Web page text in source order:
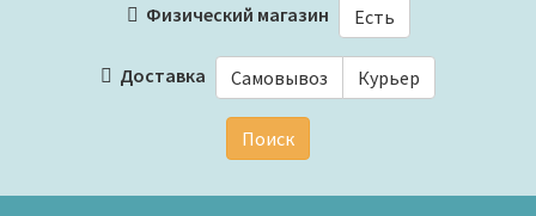
Физический магазин Есть
Доставка Самовывоз Курьер
Поиск